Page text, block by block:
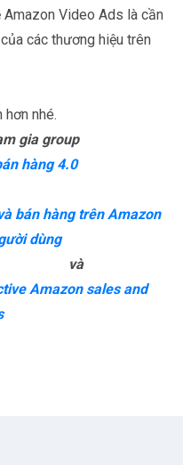
Amazon Video Ads là cần
các thương hiệu trên
nhé.
gia group
hàng 4.0
bán hàng trên Amazon
dùng
Amazon sales and